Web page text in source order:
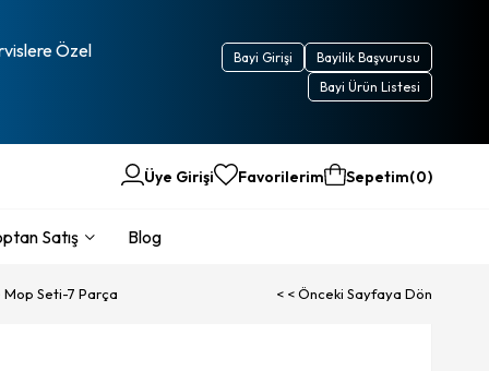
Özel
Bayilik Başvurusu
Bayi Girişi
Bayi Ürün Listesi
Üye Girişi Favorilerim Sepetim 0
Satış Blog
Mop Seti-7 Parça < < Önceki Sayfaya Dön